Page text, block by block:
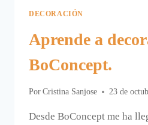
DECORACIÓN
Aprende a
BoConcept.
Por Cristina Sanjose 23 de
Desde BoConcept me ha